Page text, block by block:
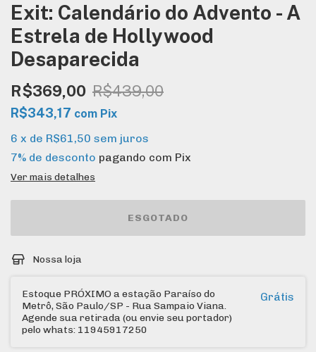
Exit: Calendário do Advento - A
Estrela de Hollywood
Desaparecida
R$369,00 R$439,00
R$343,17 com Pix
6 x de R$61,50 sem juros
7% de desconto pagando com Pix
Ver mais detalhes
Nossa loja
Estoque PRÓXIMO a estação Paraíso do
Metrô, São Paulo/SP - Rua Sampaio Viana.
Agende sua retirada (ou envie seu portador)
pelo whats: 11945917250
Grátis